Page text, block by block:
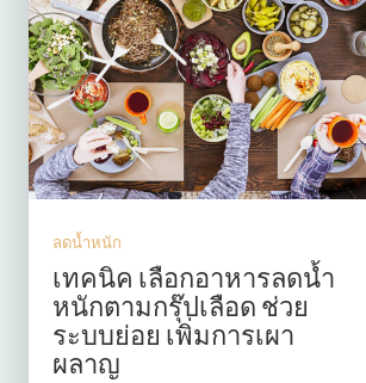
ลดน้ำหนัก
เทคนิค เลือกอาหารลดน้ำ
หนักตามกรุ๊ปเลือด ช่วย
ระบบย่อย เพิ่มการเผา
ผลาญ